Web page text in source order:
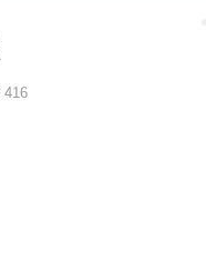
416